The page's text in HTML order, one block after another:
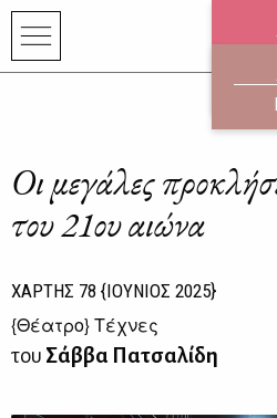
Οι μεγάλες
του 21ου αιώνα
ΧΑΡΤΗΣ 78 {ΙΟΥΝΙΟΣ 2025}
{Θέατρο} Τέχνες
του Σάββα Πατσαλίδη